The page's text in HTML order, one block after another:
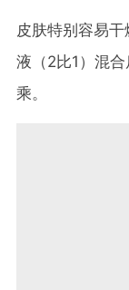
皮肤特别容易
液（2比1）混
乘。